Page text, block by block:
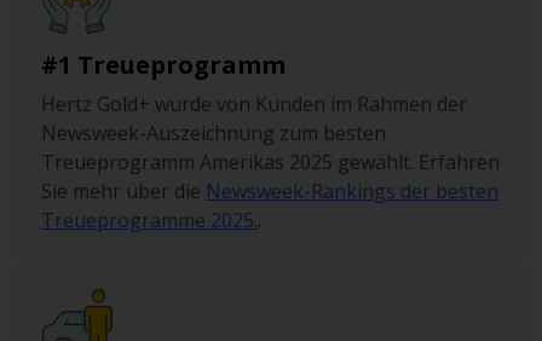
#1 Treueprogramm
Hertz Gold+ wurde von Kunden im Rahmen der
Newsweek-Auszeichnung zum besten
Treueprogramm Amerikas 2025 gewählt. Erfahren
Sie mehr über die Newsweek-Rankings der besten
Treueprogramme 2025..